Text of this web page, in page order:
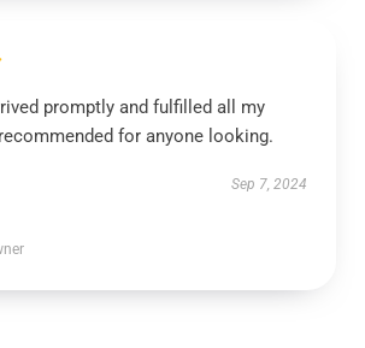
promptly and fulfilled all my
for anyone looking.
Sep 7, 2024